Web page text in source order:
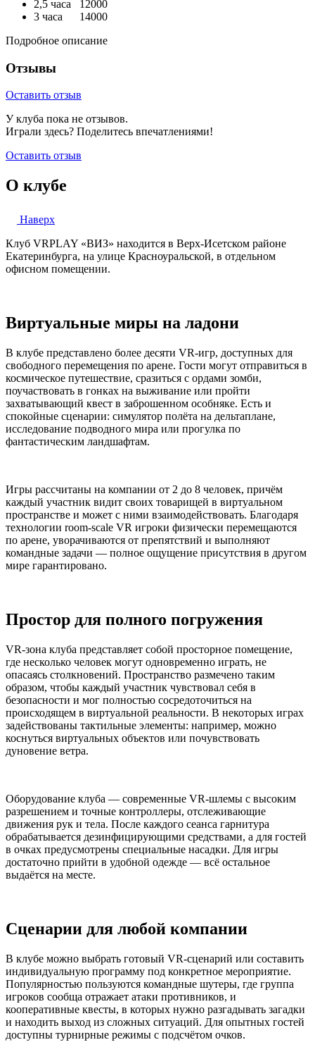
2,5 часа 12000
3 часа 14000
Подробное описание
Отзывы
Оставить отзыв
У клуба пока не отзывов.
Играли здесь? Поделитесь впечатлениями!
Оставить отзыв
О клубе
Наверх
Клуб VRPLAY «ВИЗ» находится в Верх-Исетском районе
Екатеринбурга, на улице Красноуральской, в отдельном
офисном помещении.
Виртуальные миры на ладони
В клубе представлено более десяти VR-игр, доступных для
свободного перемещения по арене. Гости могут отправиться в
космическое путешествие, сразиться с ордами зомби,
поучаствовать в гонках на выживание или пройти
захватывающий квест в заброшенном особняке. Есть и
спокойные сценарии: симулятор полёта на дельтаплане,
исследование подводного мира или прогулка по
фантастическим ландшафтам.
Игры рассчитаны на компании от 2 до 8 человек, причём
каждый участник видит своих товарищей в виртуальном
пространстве и может с ними взаимодействовать. Благодаря
технологии room-scale VR игроки физически перемещаются
по арене, уворачиваются от препятствий и выполняют
командные задачи — полное ощущение присутствия в другом
мире гарантировано.
Простор для полного погружения
VR-зона клуба представляет собой просторное помещение,
где несколько человек могут одновременно играть, не
опасаясь столкновений. Пространство размечено таким
образом, чтобы каждый участник чувствовал себя в
безопасности и мог полностью сосредоточиться на
происходящем в виртуальной реальности. В некоторых играх
задействованы тактильные элементы: например, можно
коснуться виртуальных объектов или почувствовать
дуновение ветра.
Оборудование клуба — современные VR-шлемы с высоким
разрешением и точные контроллеры, отслеживающие
движения рук и тела. После каждого сеанса гарнитура
обрабатывается дезинфицирующими средствами, а для гостей
в очках предусмотрены специальные насадки. Для игры
достаточно прийти в удобной одежде — всё остальное
выдаётся на месте.
Сценарии для любой компании
В клубе можно выбрать готовый VR-сценарий или составить
индивидуальную программу под конкретное мероприятие.
Популярностью пользуются командные шутеры, где группа
игроков сообща отражает атаки противников, и
кооперативные квесты, в которых нужно разгадывать загадки
и находить выход из сложных ситуаций. Для опытных гостей
доступны турнирные режимы с подсчётом очков.